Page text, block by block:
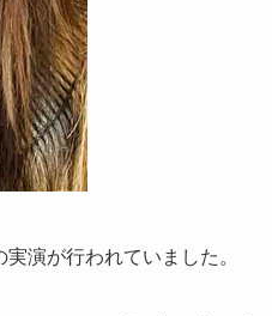
演が行われていました。